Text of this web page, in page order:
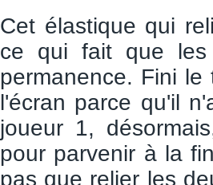
Cet élastique qui
ce qui fait que les
permanence. Fini
l'écran parce qu'il
joueur 1,
pour parvenir à la
pas que relier les